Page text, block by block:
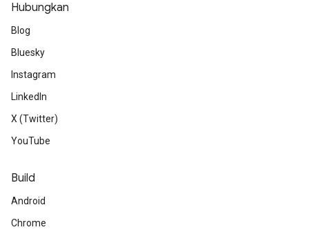
Hubungkan
Blog
Bluesky
Instagram
LinkedIn
X (Twitter)
YouTube
Build
Android
Chrome